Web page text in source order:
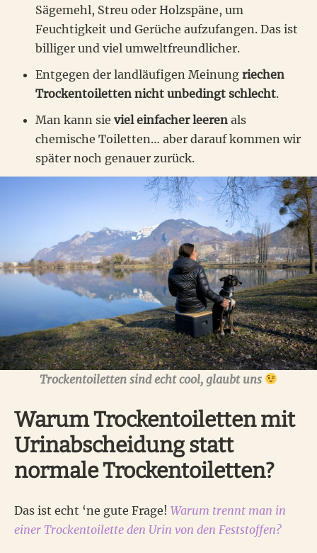
Sägemehl, Streu oder Holzspäne, um
Feuchtigkeit und Gerüche aufzufangen. Das ist
billiger und viel umweltfreundlicher.
Entgegen der landläufigen Meinung riechen
Trockentoiletten nicht unbedingt schlecht.
Man kann sie viel einfacher leeren als
chemische Toiletten… aber darauf kommen wir
später noch genauer zurück.
Trockentoiletten sind echt cool, glaubt uns
Warum Trockentoiletten mit
Urinabscheidung statt
normale Trockentoiletten?
Das ist echt ‘ne gute Frage! Warum trennt man in
einer Trockentoilette den Urin von den Feststoffen?